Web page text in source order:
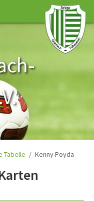
Tabelle Kenny Poyda